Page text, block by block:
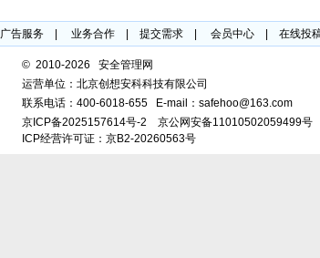
广告服务| 业务合作| 提交需求| 会员中心| 在线投
© 2010-2026 安全管理网
运营单位：北京创想安科科技有限公司
联系电话： 400-6018-655 E-mail：safehoo@163.com
京ICP备2025157614号-2
京公网安备11010502059499号
ICP经营许可证：京B2-20260563号